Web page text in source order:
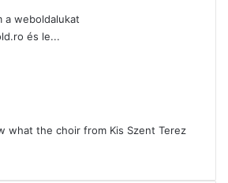
a weboldalukat
és le...
what the choir from Kis Szent Terez